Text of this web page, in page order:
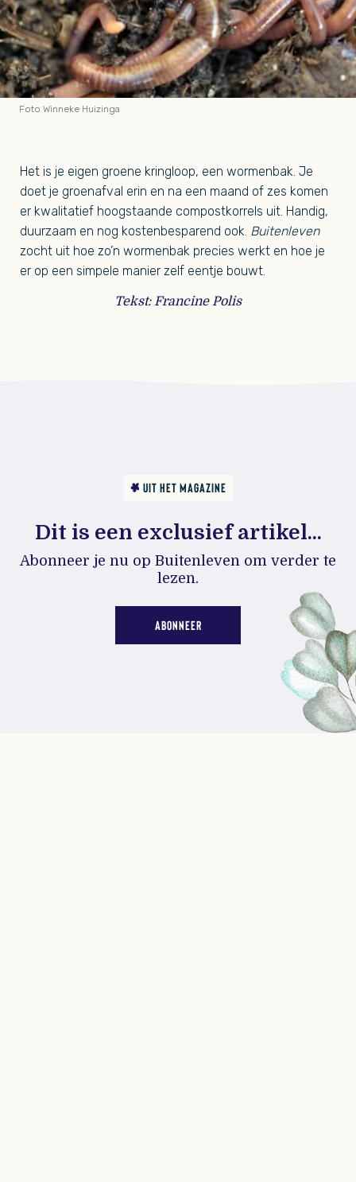
Foto Winneke Huizinga
Het is je eigen groene kringloop, een wormenbak. Je
doet je groenafval erin en na een maand of zes komen
er kwalitatief hoogstaande compostkorrels uit. Handig,
duurzaam en nog kostenbesparend ook. Buitenleven
zocht uit hoe zo’n wormenbak precies werkt en hoe je
er op een simpele manier zelf eentje bouwt.
Tekst: Francine Polis
Dit is een exclusief artikel...
Abonneer je nu op Buitenleven om verder te
lezen.
ABONNEER
UIT HET MAGAZINE